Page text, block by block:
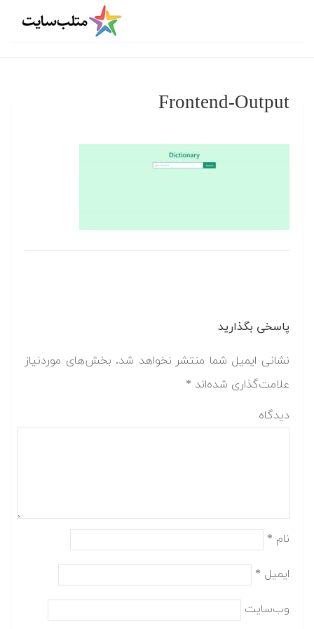
Frontend-Output
پاسخی بگذارید
نشانی ایمیل شما منتشر نخواهد شد. بخش‌های موردنیاز
علامت‌گذاری شده‌اند *
دیدگاه
نام *
ایمیل *
وب‌سایت